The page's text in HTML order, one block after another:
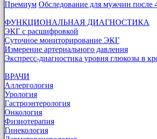
Премиум Обследование для мужчин после
ФУНКЦИОНАЛЬНАЯ ДИАГНОСТИКА
ЭКГ с расшифровкой
Суточное мониторирование ЭКГ
Измерение артериального давления
Экспресс-диагностика уровня глюкозы в
ВРАЧИ
Аллергология
Урология
Гастроэнтерология
Онкология
Физиотерапия
Гинекология